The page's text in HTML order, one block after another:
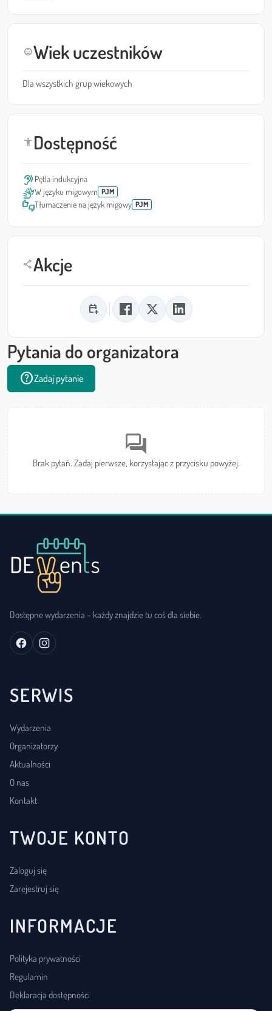
child_careWiek uczestników
Dla wszystkich grup wiekowych
accessibility_newDostępność
hearing Pętla indukcyjna
sign_languageW języku migowym PJM
thumbs_up_downTłumaczenie na język migowy PJM
shareAkcje
calendar_add_on
Pytania do organizatora
helpZadaj pytanie
forum
Brak pytań. Zadaj pierwsze, korzystając z przycisku powyżej.
Dostępne wydarzenia – każdy znajdzie tu coś dla siebie.
SERWIS
Wydarzenia
Organizatorzy
Aktualności
O nas
Kontakt
TWOJE KONTO
Zaloguj się
Zarejestruj się
INFORMACJE
Polityka prywatności
Regulamin
Deklaracja dostępności